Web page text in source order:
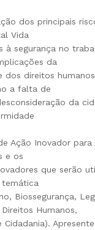
dos principais
Vida
à segurança no
da
dos direitos
a falta de
da
Ação Inovador para
e os
que serão
temática
Biossegurança,
Humanos,
Cidadania).